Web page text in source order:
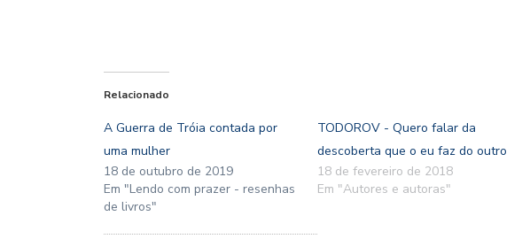
Relacionado
A Guerra de Tróia contada por
uma mulher
18 de outubro de 2019
Em "Lendo com prazer - resenhas
de livros"
TODOROV - Quero falar da
descoberta que o eu faz do outro
18 de fevereiro de 2018
Em "Autores e autoras"